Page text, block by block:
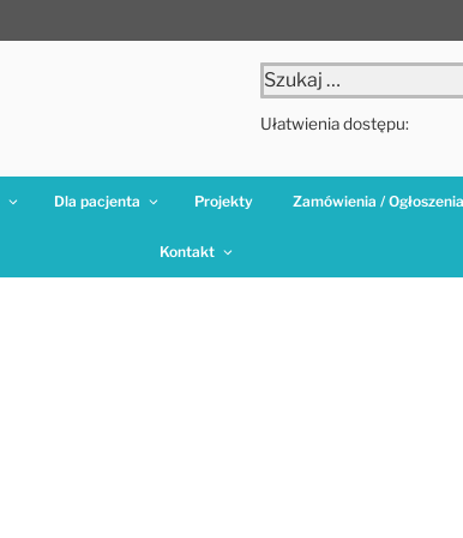
Szukaj:
Ułatwienia dostępu:
Dla pacjenta Projekty Zamówienia / Ogłoszenia
Kontakt